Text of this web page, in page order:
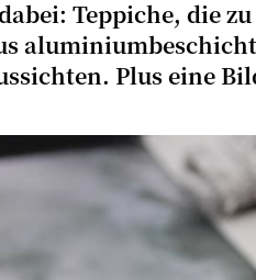
Teppiche, die
Plus eine